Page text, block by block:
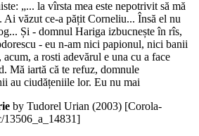
„... la vîrsta mea este nepotrivit să mă
Ai văzut ce-a pățit Corneliu... Însă el nu
Și - domnul Hariga izbucnește în rîs,
- eu n-am nici papionul, nici banii
a rosti adevărul e una cu a face
Mă iartă că te refuz, domnule
au ciudățeniile lor. Eu nu mai
by Tudorel Urian (2003) [Corola-